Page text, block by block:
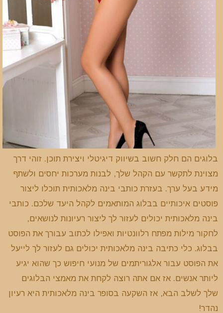
בלוגים הם חלק חשוב בשיווק דיגיטלי ויצירת תוכן. זוהי דרך
מצוינת לתקשר עם הקהל שלך, לבנות מערכות יחסים ולשתף
מידע בעל ערך. בעזרת כותבי בינה מלאכותית תוכלו ליצור
פוסטים איכותיים בבלוג המותאמים לקהל היעד שלכם. כותבי
בינה מלאכותית יכולים לעזור לך ליצור רעיונות לנושאים,
לחקור מילות מפתח רלוונטיות ואפילו לכתוב עבורך את הפוסט
בבלוג. כלי כתיבה בינה מלאכותית יכולים גם לעזור לך לייעל
את הפוסט עבור אלגוריתמים של מנועי חיפוש כך שהוא יגיע
ליותר אנשים. אז אם אתה רוצה לקחת את מאמצי הבלוגים
שלך לשלב הבא, אז השקעה בסופר בינה מלאכותית היא רעיון
נהדר!